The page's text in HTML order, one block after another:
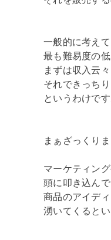
一般的に考え
最も難易度の低
まずは収入云々
それできっち
というわけです
まぁざっくり
マーケティン
頭に叩き込んで
商品のアイデ
湧いてくるとい